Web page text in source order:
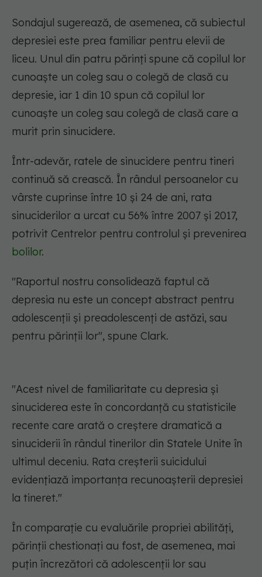
Sondajul sugerează, de asemenea, că subiectul
depresiei este prea familiar pentru elevii de
liceu. Unul din patru părinți spune că copilul lor
cunoaște un coleg sau o colegă de clasă cu
depresie, iar 1 din 10 spun că copilul lor
cunoaște un coleg sau colegă de clasă care a
murit prin sinucidere.
Într-adevăr, ratele de sinucidere pentru tineri
continuă să crească. În rândul persoanelor cu
vârste cuprinse între 10 și 24 de ani, rata
sinuciderilor a urcat cu 56% între 2007 și 2017,
potrivit Centrelor pentru controlul și prevenirea
bolilor.
"Raportul nostru consolidează faptul că
depresia nu este un concept abstract pentru
adolescenții și preadolescenți de astăzi, sau
pentru părinții lor", spune Clark.
"Acest nivel de familiaritate cu depresia și
sinuciderea este în concordanță cu statisticile
recente care arată o creștere dramatică a
sinuciderii în rândul tinerilor din Statele Unite în
ultimul deceniu. Rata creșterii suicidului
evidențiază importanța recunoașterii depresiei
la tineret."
În comparație cu evaluările propriei abilități,
părinții chestionați au fost, de asemenea, mai
puțin încrezători că adolescenții lor sau